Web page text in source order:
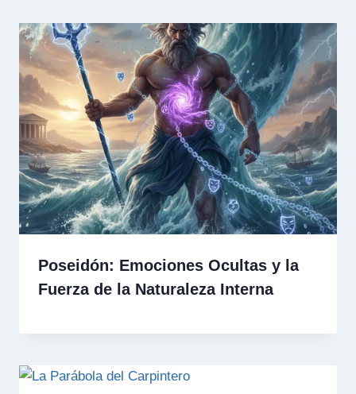
Poseidón: Emociones Ocultas y la
Fuerza de la Naturaleza Interna